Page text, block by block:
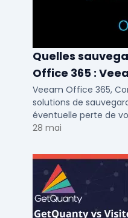
Quelles
Office 365 :
Netapp
Veeam Office 365,
solutions de
éventuelle perte de
Voici notre ...
28 mai